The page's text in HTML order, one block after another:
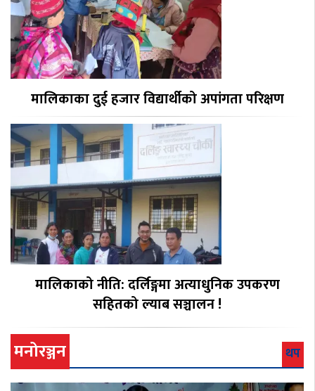
मालिकाका दुई हजार विद्यार्थीको अपांगता परिक्षण
मालिकाको नीति: दर्लिङ्गमा अत्याधुनिक उपकरण
सहितको ल्याब सञ्चालन !
मनोरञ्जन थप